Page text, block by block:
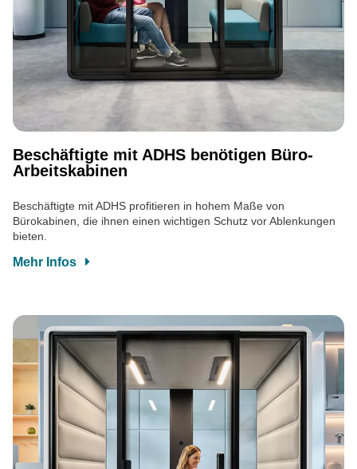
Beschäftigte mit ADHS benötigen Büro-
Arbeitskabinen
Beschäftigte mit ADHS profitieren in hohem Maße von
Bürokabinen, die ihnen einen wichtigen Schutz vor Ablenkungen
bieten.
Mehr Infos